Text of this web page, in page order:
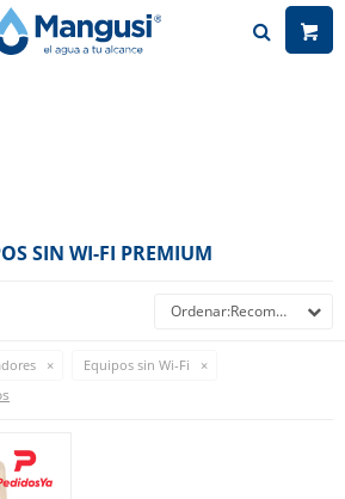
SIN WI-FI PREMIUM
Recomendados
Equipos sin Wi-Fi